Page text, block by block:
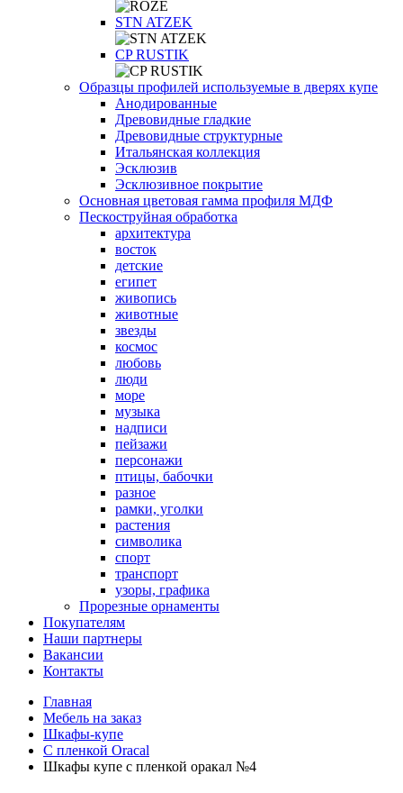
STN ATZEK
СP RUSTIK
Образцы профилей используемые в дверях купе
Анодированные
Древовидные гладкие
Древовидные структурные
Итальянская коллекция
Эсклюзив
Эсклюзивное покрытие
Основная цветовая гамма профиля МДФ
Пескоструйная обработка
архитектура
восток
детские
египет
живопись
животные
звезды
космос
любовь
люди
море
музыка
надписи
пейзажи
персонажи
птицы, бабочки
разное
рамки, уголки
растения
символика
спорт
транспорт
узоры, графика
Прорезные орнаменты
Покупателям
Наши партнеры
Вакансии
Контакты
Главная
Мебель на заказ
Шкафы-купе
С пленкой Oracal
Шкафы купе с пленкой оракал №4